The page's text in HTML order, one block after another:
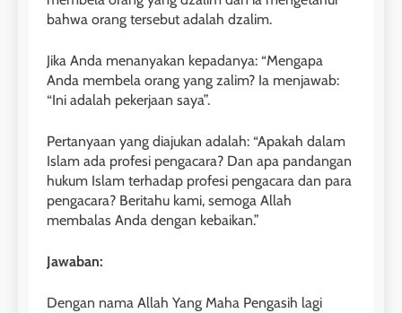
bahwa orang tersebut adalah dzalim.
Jika Anda menanyakan kepadanya: “Mengapa
Anda membela orang yang zalim? Ia menjawab:
“Ini adalah pekerjaan saya”.
Pertanyaan yang diajukan adalah: “Apakah dalam
Islam ada profesi pengacara? Dan apa pandangan
hukum Islam terhadap profesi pengacara dan para
pengacara? Beritahu kami, semoga Allah
membalas Anda dengan kebaikan.”
Jawaban:
Dengan nama Allah Yang Maha Pengasih lagi